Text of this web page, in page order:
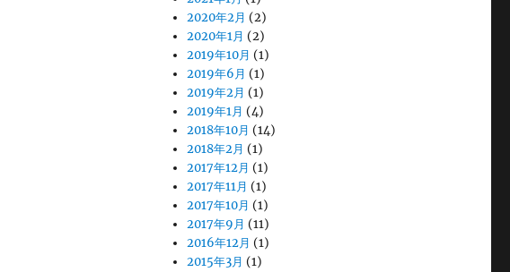
2020年2月 (2)
2020年1月 (2)
2019年10月 (1)
2019年6月 (1)
2019年2月 (1)
2019年1月 (4)
2018年10月 (14)
2018年2月 (1)
2017年12月 (1)
2017年11月 (1)
2017年10月 (1)
2017年9月 (11)
2016年12月 (1)
2015年3月 (1)